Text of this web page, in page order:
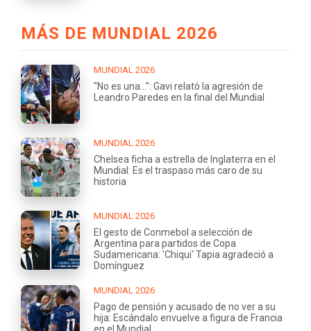
MÁS DE MUNDIAL 2026
MUNDIAL 2026
"No es una...": Gavi relató la agresión de
Leandro Paredes en la final del Mundial
MUNDIAL 2026
Chelsea ficha a estrella de Inglaterra en el
Mundial: Es el traspaso más caro de su
historia
MUNDIAL 2026
El gesto de Conmebol a selección de
Argentina para partidos de Copa
Sudamericana: 'Chiqui' Tapia agradeció a
Domínguez
MUNDIAL 2026
Pago de pensión y acusado de no ver a su
hija: Escándalo envuelve a figura de Francia
en el Mundial